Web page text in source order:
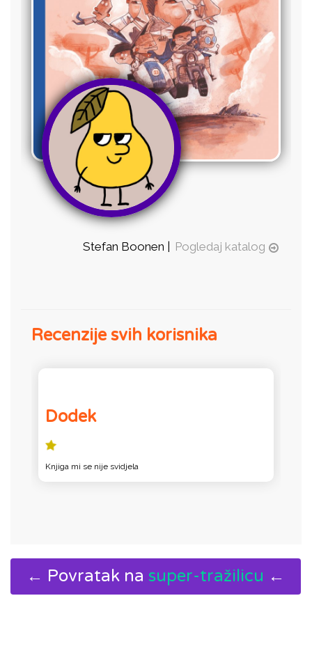
Stefan Boonen | Pogledaj katalog
Recenzije svih korisnika
Dodek
Knjiga mi se nije svidjela
← Povratak na super-tražilicu ←